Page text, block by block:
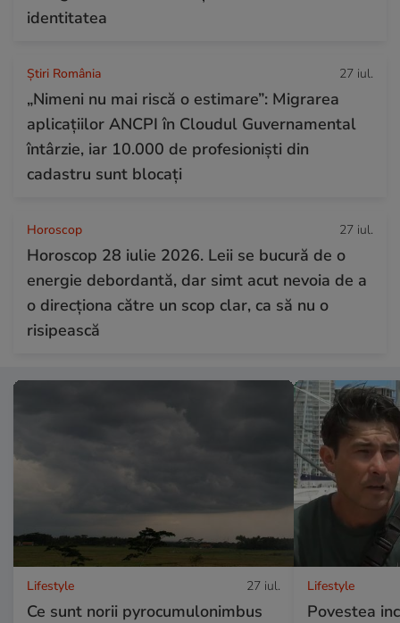
identitatea
Știri România 27 iul.
„Nimeni nu mai riscă o estimare”: Migrarea
aplicațiilor ANCPI în Cloudul Guvernamental
întârzie, iar 10.000 de profesioniști din
cadastru sunt blocați
Horoscop 27 iul.
Horoscop 28 iulie 2026. Leii se bucură de o
energie debordantă, dar simt acut nevoia de a
o direcționa către un scop clar, ca să nu o
risipească
Lifestyle 27 iul.
Ce sunt norii pyrocumulonimbus
Lifestyle
Povestea